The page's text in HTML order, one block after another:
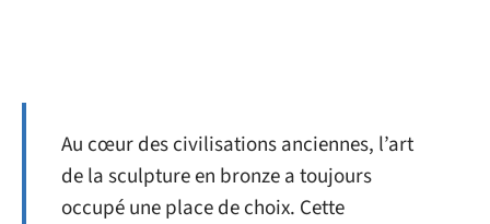
Au cœur des civilisations anciennes, l’art
de la sculpture en bronze a toujours
occupé une place de choix. Cette